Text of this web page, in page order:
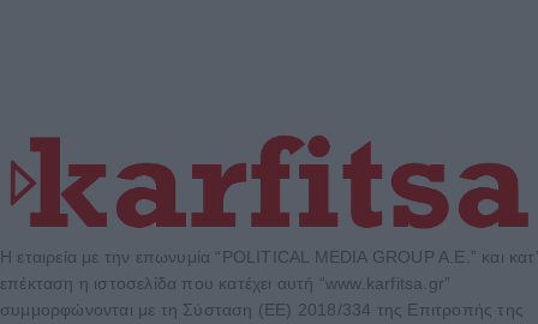
Η εταιρεία με την επωνυμία “POLITICAL MEDIA GROUP A.E.” και κατ’
επέκταση η ιστοσελίδα που κατέχει αυτή “www.karfitsa.gr”
συμμορφώνονται με τη Σύσταση (ΕΕ) 2018/334 της Επιτροπής της